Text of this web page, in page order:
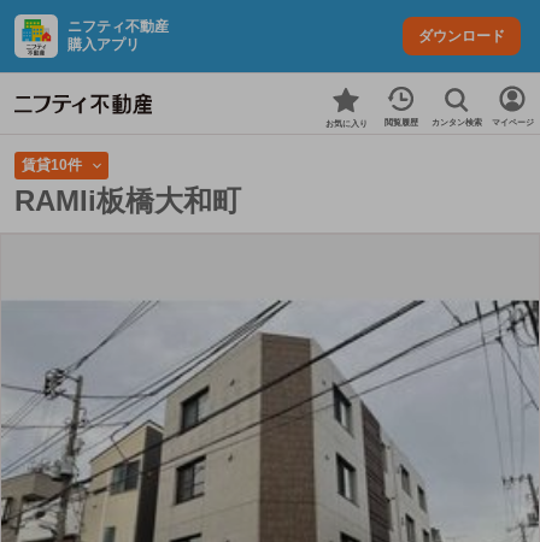
ニフティ不動産
購入アプリ
ダウンロード
お気に入り 閲覧履歴 カンタン検索 マイページ
賃貸10件
RAMIi板橋大和町